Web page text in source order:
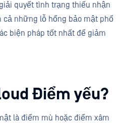
quyết tình trạng thiếu nhận
cả những lỗ hổng bảo mật phổ
biện pháp tốt nhất để giảm
Điểm yếu?
là điểm mù hoặc điểm xâm